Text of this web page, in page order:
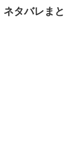
タバレまと